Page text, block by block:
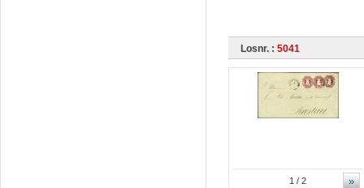
Losnr. : 5041
»
1 / 2